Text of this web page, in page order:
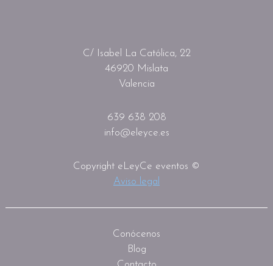
C/ Isabel La Católica, 22
46920 Mislata
Valencia
639 638 208
info@eleyce.es
Copyright eLeyCe eventos ©
Aviso legal
Conócenos
Blog